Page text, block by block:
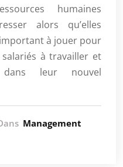
humaines
alors qu’elles
à jouer pour
à travailler et
dans leur nouvel
Management